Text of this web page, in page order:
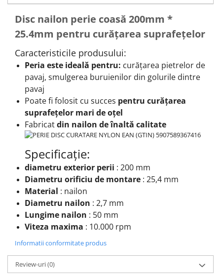
Disc nailon perie coasă 200mm *
25.4mm pentru curățarea suprafețelor
Caracteristicile produsului:
Peria este ideală pentru: curățarea pietrelor de
pavaj, smulgerea buruienilor din golurile dintre
pavaj
Poate fi folosit cu succes pentru curățarea
suprafețelor mari de oțel
Fabricatdin nailon de înaltă calitate
Specificație:
diametru exterior perii : 200 mm
Diametru orificiu de montare : 25,4 mm
Material : nailon
Diametru nailon : 2,7 mm
Lungime nailon : 50 mm
Viteza maxima : 10.000 rpm
Informatii conformitate produs
Review-uri(0)